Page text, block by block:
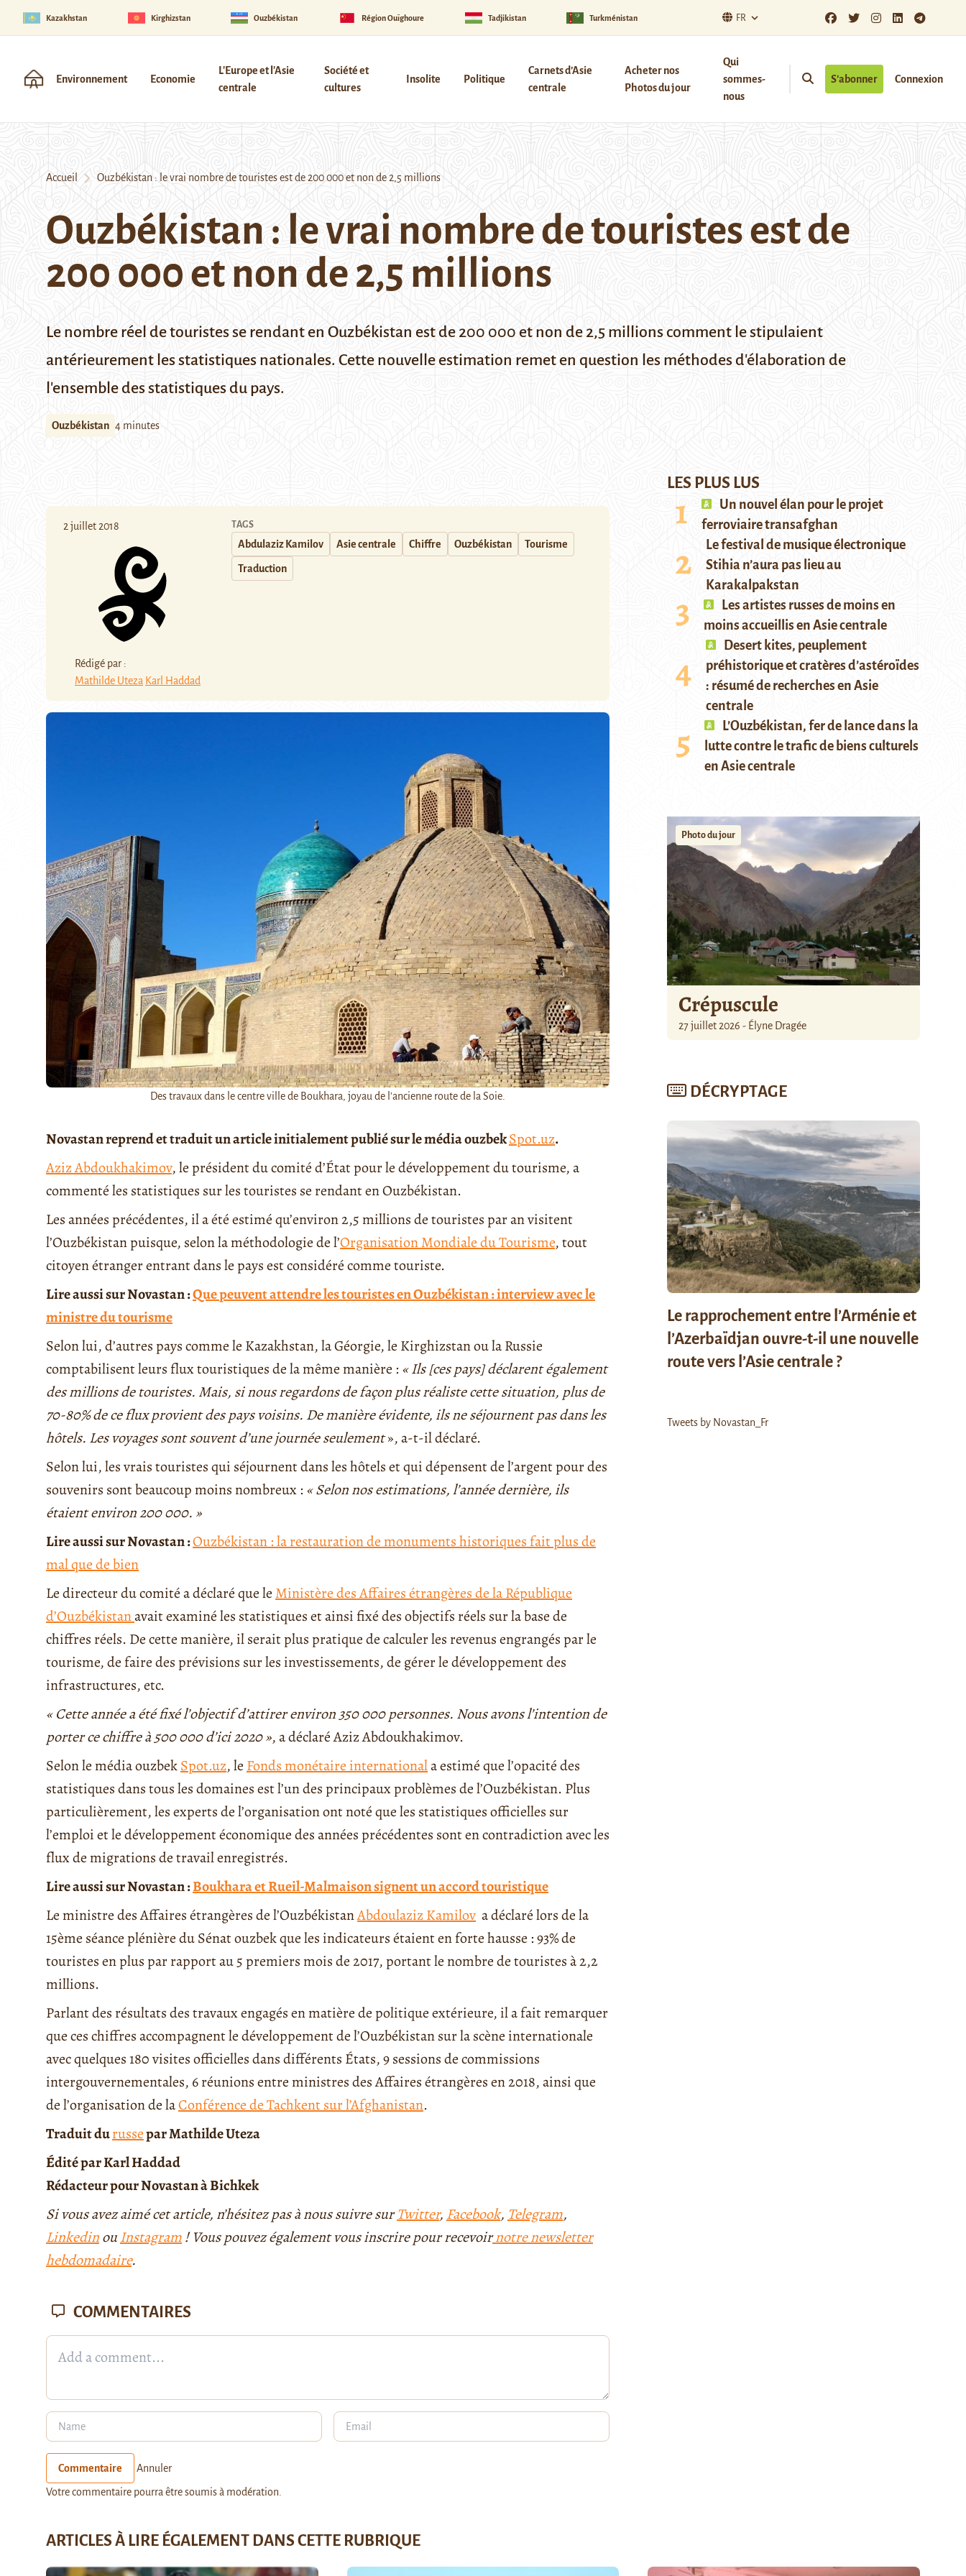
Kazakhstan Kirghizstan Ouzbékistan Région Ouïghoure Tadjikistan Turkménistan FR
Environnement Economie
L'Europe et l'Asie
centrale
Société et
cultures
Insolite Politique
Carnets d’Asie
centrale
Acheter nos
Photos du jour
Qui
sommes-
nous
S’abonner Connexion
Accueil Ouzbékistan : le vrai nombre de touristes est de 200 000 et non de 2,5 millions
Ouzbékistan : le vrai nombre de touristes est de
200 000 et non de 2,5 millions
Le nombre réel de touristes se rendant en Ouzbékistan est de 200 000 et non de 2,5 millions comment le stipulaient
antérieurement les statistiques nationales. Cette nouvelle estimation remet en question les méthodes d'élaboration de
l'ensemble des statistiques du pays.
Ouzbékistan 4 minutes
2 juillet 2018
Rédigé par :
Mathilde Uteza Karl Haddad
TAGS
Abdulaziz Kamilov Asie centrale Chiffre Ouzbékistan Tourisme
Traduction
Des travaux dans le centre ville de Boukhara, joyau de l'ancienne route de la Soie.
Novastan reprend et traduit un article initialement publié sur le média ouzbekSpot.uz.
Aziz Abdoukhakimov, le président du comité d’État pour le développement du tourisme, a
commenté les statistiques sur les touristes se rendant en Ouzbékistan.
Les années précédentes, il a été estimé qu’environ 2,5 millions de touristes par an visitent
l’Ouzbékistan puisque, selon la méthodologie de l’Organisation Mondiale du Tourisme, tout
citoyen étranger entrant dans le pays est considéré comme touriste.
Lire aussi sur Novastan :Que peuvent attendre les touristes en Ouzbékistan : interview avec le
ministre du tourisme
Selon lui, d’autres pays comme le Kazakhstan, la Géorgie, le Kirghizstan ou la Russie
comptabilisent leurs flux touristiques de la même manière : « Ils [ces pays] déclarent également
des millions de touristes. Mais, si nous regardons de façon plus réaliste cette situation, plus de
70-80% de ce flux provient des pays voisins. De manière évidente, ils ne séjournent pas dans les
hôtels. Les voyages sont souvent d’une journée seulement», a-t-il déclaré.
Selon lui, les vrais touristes qui séjournent dans les hôtels et qui dépensent de l’argent pour des
souvenirs sont beaucoup moins nombreux : « Selon nos estimations, l’année dernière, ils
étaient environ 200 000. »
Lire aussi sur Novastan :Ouzbékistan : la restauration de monuments historiques fait plus de
mal que de bien
Le directeur du comité a déclaré que leMinistère des Affaires étrangères de la République
d’Ouzbékistanavait examiné les statistiques et ainsi fixé des objectifs réels sur la base de
chiffres réels. De cette manière, il serait plus pratique de calculer les revenus engrangés par le
tourisme, de faire des prévisions sur les investissements, de gérer le développement des
infrastructures, etc.
« Cette année a été fixé l’objectif d’attirer environ 350 000 personnes. Nous avons l’intention de
porter ce chiffre à 500 000 d’ici 2020 », a déclaré Aziz Abdoukhakimov.
Selon le média ouzbekSpot.uz, leFonds monétaire internationala estimé que l’opacité des
statistiques dans tous les domaines est l’un des principaux problèmes de l’Ouzbékistan. Plus
particulièrement, les experts de l’organisation ont noté que les statistiques officielles sur
l’emploi et le développement économique des années précédentes sont en contradiction avec les
flux de migrations de travail enregistrés.
Lire aussi sur Novastan :Boukhara et Rueil-Malmaison signent un accord touristique
Le ministre des Affaires étrangères de l’OuzbékistanAbdoulaziz Kamilov a déclaré lors de la
15ème séance plénière du Sénat ouzbek que les indicateurs étaient en forte hausse : 93% de
touristes en plus par rapport au 5 premiers mois de 2017, portant le nombre de touristes à 2,2
millions.
Parlant des résultats des travaux engagés en matière de politique extérieure, il a fait remarquer
que ces chiffres accompagnent le développement de l’Ouzbékistan sur la scène internationale
avec quelques 180 visites officielles dans différents États, 9 sessions de commissions
intergouvernementales, 6 réunions entre ministres des Affaires étrangères en 2018, ainsi que
de l’organisation de laConférence de Tachkent sur l’Afghanistan.
Traduit durussepar Mathilde Uteza
Édité par Karl Haddad
Rédacteur pour Novastan à Bichkek
Si vous avez aimé cet article, n’hésitez pas à nous suivre surTwitter,Facebook,Telegram,
LinkedinouInstagram! Vous pouvez également vous inscrire pour recevoirnotre newsletter
hebdomadaire.
LES PLUS LUS
Un nouvel élan pour le projet
ferroviaire transafghan
Le festival de musique électronique
Stihia n’aura pas lieu au
Karakalpakstan
Les artistes russes de moins en
moins accueillis en Asie centrale
Desert kites, peuplement
préhistorique et cratères d’astéroïdes
: résumé de recherches en Asie
centrale
L’Ouzbékistan, fer de lance dans la
lutte contre le trafic de biens culturels
en Asie centrale
Photo du jour
Crépuscule
27 juillet 2026 - Élyne Dragée
DÉCRYPTAGE
Le rapprochement entre l’Arménie et
l’Azerbaïdjan ouvre-t-il une nouvelle
route vers l’Asie centrale ?
Tweets by Novastan_Fr
COMMENTAIRES
Commentaire Annuler
Votre commentaire pourra être soumis à modération.
ARTICLES À LIRE ÉGALEMENT DANS CETTE RUBRIQUE